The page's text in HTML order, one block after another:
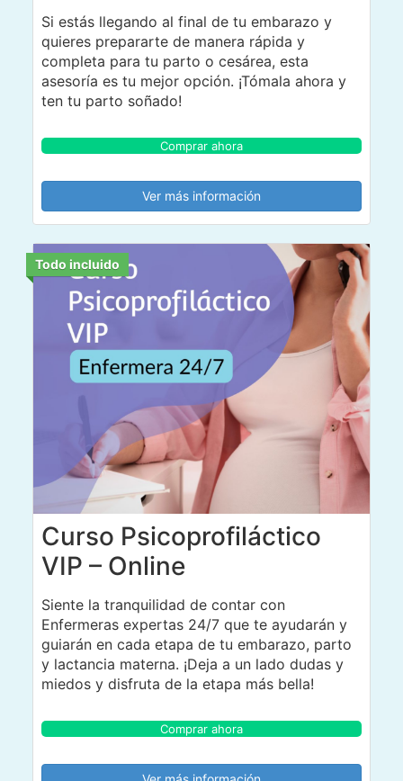
Si estás llegando al final de tu embarazo y
quieres prepararte de manera rápida y
completa para tu parto o cesárea, esta
asesoría es tu mejor opción. ¡Tómala ahora y
ten tu parto soñado!
Comprar ahora
Ver más información
Todo incluido
Curso Psicoprofiláctico
VIP – Online
Siente la tranquilidad de contar con
Enfermeras expertas 24/7 que te ayudarán y
guiarán en cada etapa de tu embarazo, parto
y lactancia materna. ¡Deja a un lado dudas y
miedos y disfruta de la etapa más bella!
Comprar ahora